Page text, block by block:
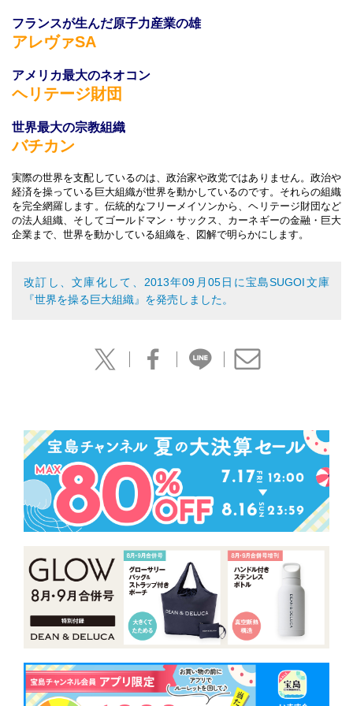
フランスが生んだ原子力産業の雄
アレヴァSA
アメリカ最大のネオコン
ヘリテージ財団
世界最大の宗教組織
バチカン
実際の世界を支配しているのは、政治家や政党ではありません。政治や
経済を操っている巨大組織が世界を動かしているのです。それらの組織
を完全網羅します。伝統的なフリーメイソンから、ヘリテージ財団など
の法人組織、そしてゴールドマン・サックス、カーネギーの金融・巨大
企業まで、世界を動かしている組織を、図解で明らかにします。
改訂し、文庫化して、2013年09月05日に宝島SUGOI文庫
『世界を操る巨大組織』を発売しました。